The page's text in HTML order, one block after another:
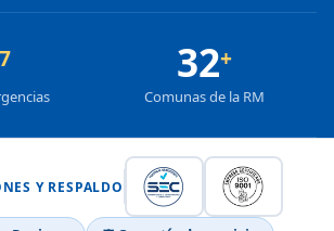
32+
Comunas de la RM
Y RESPALDO